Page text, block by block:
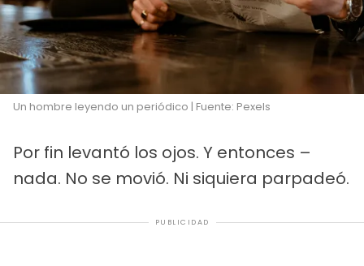
Un hombre leyendo un periódico | Fuente: Pexels
Por fin levantó los ojos. Y entonces –
nada. No se movió. Ni siquiera parpadeó.
PUBLICIDAD